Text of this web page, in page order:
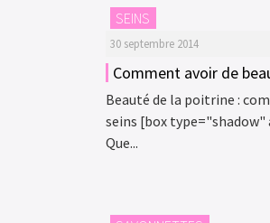
SEINS
30 septembre 2014
Comment avoir de
Beauté de la poitrine :
seins [box
Que...